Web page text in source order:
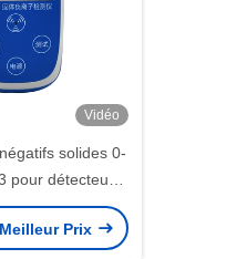
Vidéo
solides 0-
pour détecteur
pour planches et
en poudre
Prix